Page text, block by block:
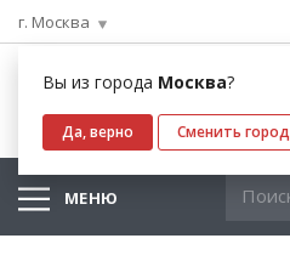
г. Москва
Вы из города Москва?
Да, верно Сменить город
МЕНЮ